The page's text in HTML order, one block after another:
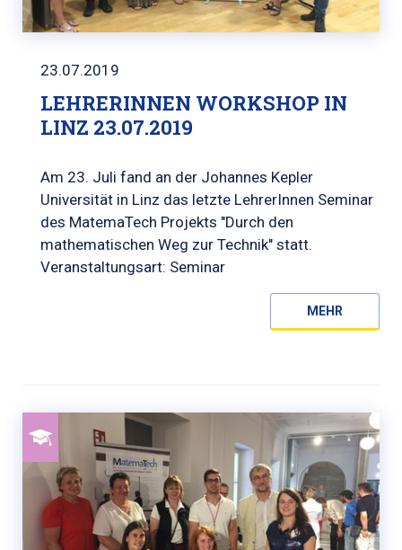
23.07.2019
LEHRERINNEN WORKSHOP IN
LINZ 23.07.2019
Am 23. Juli fand an der Johannes Kepler
Universität in Linz das letzte LehrerInnen Seminar
des MatemaTech Projekts "Durch den
mathematischen Weg zur Technik" statt.
Veranstaltungsart: Seminar
MEHR